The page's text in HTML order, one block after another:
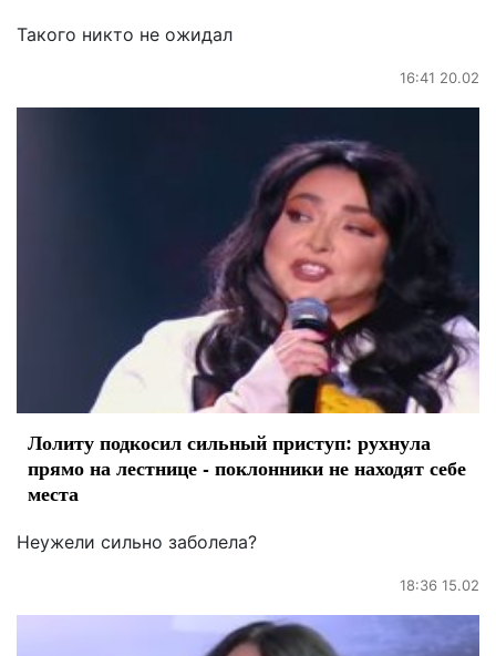
Такого никто не ожидал
16:41 20.02
Лолиту подкосил сильный приступ: рухнула
прямо на лестнице - поклонники не находят себе
места
Неужели сильно заболела?
18:36 15.02